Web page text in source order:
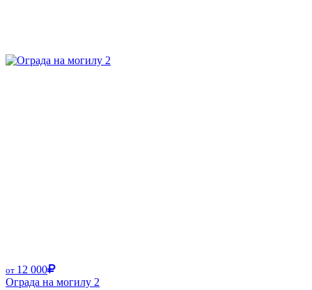
от 12 000
Ограда на могилу 2